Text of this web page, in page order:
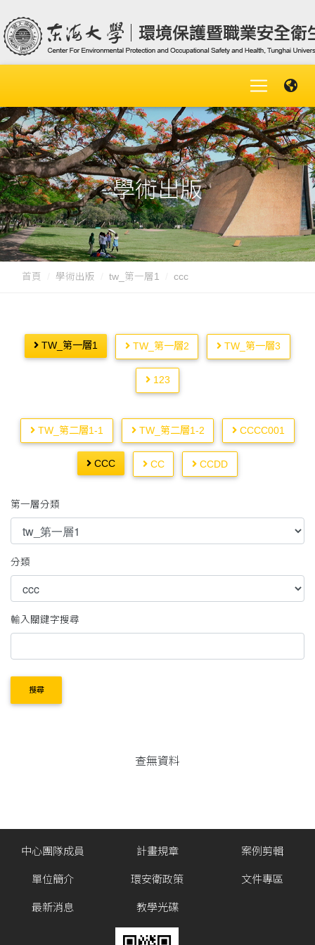
學術出版
首頁 學術出版 tw_第一層1 ccc
TW_第一層1 TW_第一層2 TW_第一層3
123
TW_第二層1-1 TW_第二層1-2 CCCC001
CCC CC CCDD
第一層分類
分類
輸入關鍵字搜尋
搜尋
查無資料
中心團隊成員
單位簡介
最新消息
計畫規章
環安衛政策
教學光碟
案例剪輯
文件專區